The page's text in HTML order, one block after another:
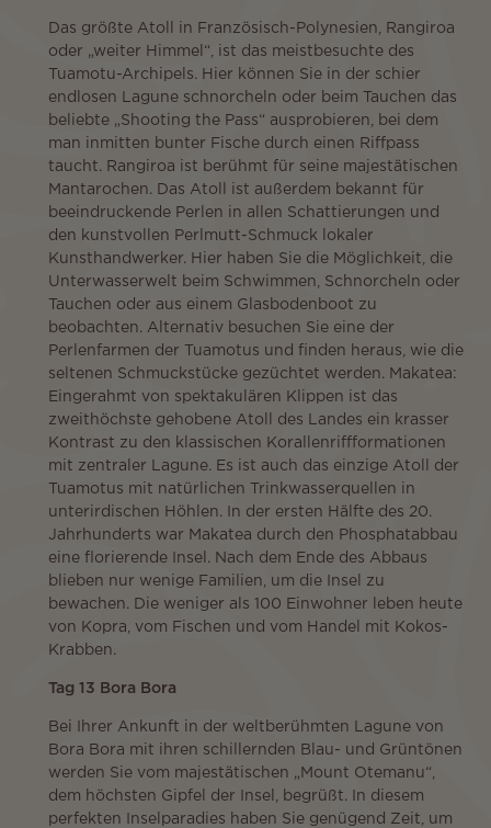
Das größte Atoll in Französisch-Polynesien, Rangiroa
oder „weiter Himmel“, ist das meistbesuchte des
Tuamotu-Archipels. Hier können Sie in der schier
endlosen Lagune schnorcheln oder beim Tauchen das
beliebte „Shooting the Pass“ ausprobieren, bei dem
man inmitten bunter Fische durch einen Riffpass
taucht. Rangiroa ist berühmt für seine majestätischen
Mantarochen. Das Atoll ist außerdem bekannt für
beeindruckende Perlen in allen Schattierungen und
den kunstvollen Perlmutt-Schmuck lokaler
Kunsthandwerker. Hier haben Sie die Möglichkeit, die
Unterwasserwelt beim Schwimmen, Schnorcheln oder
Tauchen oder aus einem Glasbodenboot zu
beobachten. Alternativ besuchen Sie eine der
Perlenfarmen der Tuamotus und finden heraus, wie die
seltenen Schmuckstücke gezüchtet werden. Makatea:
Eingerahmt von spektakulären Klippen ist das
zweithöchste gehobene Atoll des Landes ein krasser
Kontrast zu den klassischen Korallenriffformationen
mit zentraler Lagune. Es ist auch das einzige Atoll der
Tuamotus mit natürlichen Trinkwasserquellen in
unterirdischen Höhlen. In der ersten Hälfte des 20.
Jahrhunderts war Makatea durch den Phosphatabbau
eine florierende Insel. Nach dem Ende des Abbaus
blieben nur wenige Familien, um die Insel zu
bewachen. Die weniger als 100 Einwohner leben heute
von Kopra, vom Fischen und vom Handel mit Kokos-
Krabben.
Tag 13 Bora Bora
Bei Ihrer Ankunft in der weltberühmten Lagune von
Bora Bora mit ihren schillernden Blau- und Grüntönen
werden Sie vom majestätischen „Mount Otemanu“,
dem höchsten Gipfel der Insel, begrüßt. In diesem
perfekten Inselparadies haben Sie genügend Zeit, um